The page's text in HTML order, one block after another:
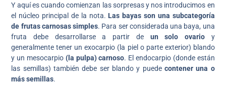
Y aquí es cuando comienzan las sorpresas y nos introducimos en
el núcleo principal de la nota. Las bayas son una subcategoría
de frutas carnosas simples. Para ser considerada una baya, una
fruta debe desarrollarse a partir deun solo ovarioy
generalmente tener un exocarpio (la piel o parte exterior) blando
y un mesocarpio (la pulpa) carnoso. El endocarpio (donde están
las semillas) también debe ser blando y puede contener una o
más semillas.